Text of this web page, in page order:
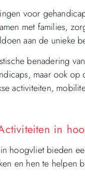
voor
met families,
aan de unieke
benadering
maar ook
activiteiten,
in
hoogvliet bieden
en hen te helpen